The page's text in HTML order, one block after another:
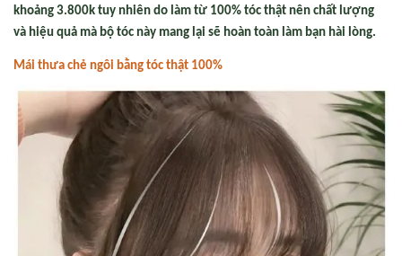
khoảng 3.800k tuy nhiên do làm từ 100% tóc thật nên chất lượng
và hiệu quả mà bộ tóc này mang lại sẽ hoàn toàn làm bạn hài lòng.
Mái thưa chẻ ngôi bằng tóc thật 100%